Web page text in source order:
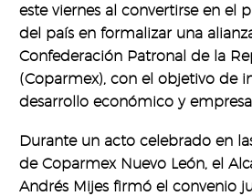
este viernes al convertirse en el
del país en formalizar una
Confederación Patronal de la
(Coparmex), con el objetivo de
desarrollo económico y
Durante un acto celebrado en
de Coparmex Nuevo León, el
Andrés Mijes firmó el convenio